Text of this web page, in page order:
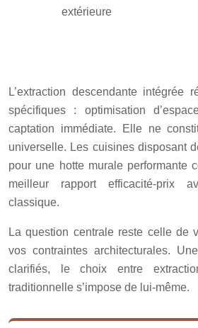
extérieure
L’extraction descendante intégrée
spécifiques : optimisation
captation immédiate. Elle ne
universelle. Les cuisines disposant
pour une hotte murale performante
meilleur rapport efficacité-prix
classique.
La question centrale reste celle de
vos contraintes architecturales.
clarifiés, le choix entre
traditionnelle s’impose de lui-même.